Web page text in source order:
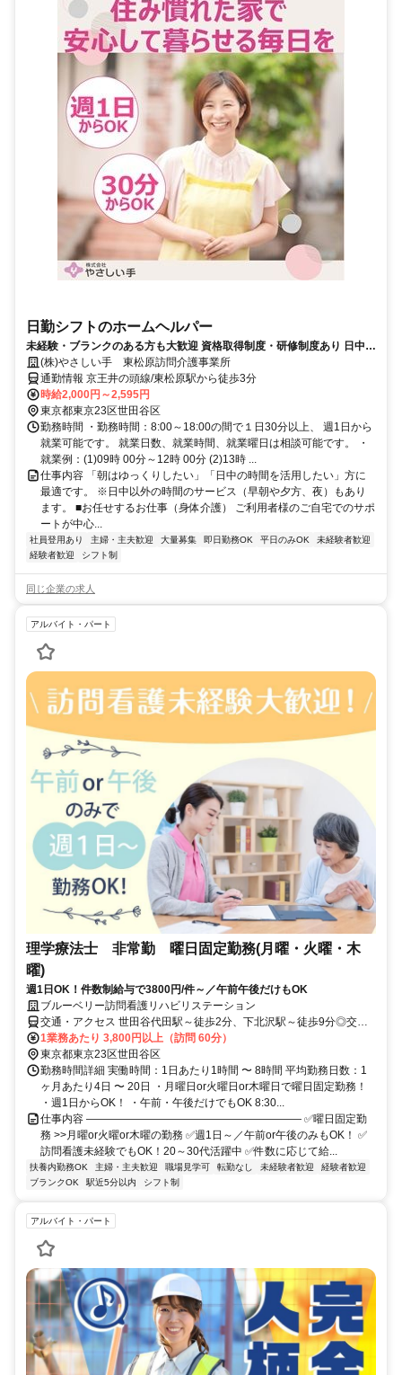
日勤シフトのホームヘルパー
未経験・ブランクのある方も大歓迎 資格取得制度・研修制度あり 日中の
時間を活用できます
(株)やさしい手 東松原訪問介護事業所
通勤情報 京王井の頭線/東松原駅から徒歩3分
時給2,000円～2,595円
東京都東京23区世田谷区
勤務時間 ・勤務時間：8:00～18:00の間で１日30分以上、 週1日から
就業可能です。 就業日数、就業時間、就業曜日は相談可能です。 ・
就業例：(1)09時 00分～12時 00分 (2)13時 ...
仕事内容 「朝はゆっくりしたい」「日中の時間を活用したい」方に
最適です。 ※日中以外の時間のサービス（早朝や夕方、夜）もあり
ます。 ■お任せするお仕事（身体介護） ご利用者様のご自宅でのサポ
ートが中心...
社員登用あり 主婦・主夫歓迎 大量募集 即日勤務OK 平日のみOK
未経験者歓迎
経験者歓迎
シフト制
同じ企業の求人
アルバイト・パート
理学療法士 非常勤 曜日固定勤務(月曜・火曜・木
曜)
週1日OK！件数制給与で3800円/件～／午前午後だけもOK
ブルーベリー訪問看護リハビリステーション
交通・アクセス 世田谷代田駅～徒歩2分、下北沢駅～徒歩9分◎交通
費支給（全額）
1業務あたり 3,800円以上（訪問 60分）
東京都東京23区世田谷区
勤務時間詳細 実働時間：1日あたり1時間 〜 8時間 平均勤務日数：1
ヶ月あたり4日 〜 20日 ・月曜日or火曜日or木曜日で曜日固定勤務！
・週1日からOK！ ・午前・午後だけでもOK 8:30...
仕事内容 ―――――――――――――――――――― ✅曜日固定勤
務 >>月曜or火曜or木曜の勤務 ✅週1日～／午前or午後のみもOK！ ✅
訪問看護未経験でもOK！20～30代活躍中 ✅件数に応じて給...
扶養内勤務OK 主婦・主夫歓迎 職場見学可 転勤なし 未経験者歓迎
経験者歓迎
ブランクOK
駅近5分以内 シフト制
アルバイト・パート